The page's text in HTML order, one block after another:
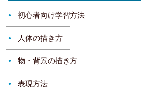
初心者向け学習方法
人体の描き方
物・背景の描き方
表現方法